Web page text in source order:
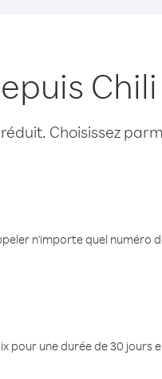
Chili
Choisissez
n'importe quel numéro
pour une durée de 30 jours